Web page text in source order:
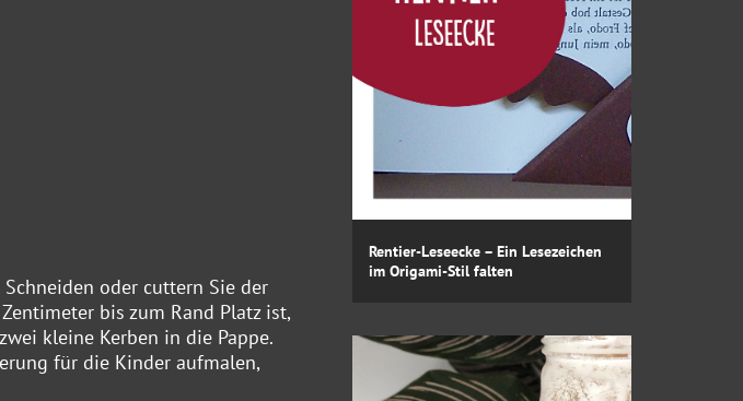
Schneiden oder cuttern Sie der
bis zum Rand Platz ist,
kleine Kerben in die Pappe.
für die Kinder aufmalen,
Rentier-Leseecke – Ein Lesezeichen
im Origami-Stil falten